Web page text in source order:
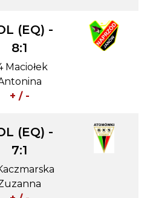
(EQ) -
8:1
Maciołek
+ / -
(EQ) -
7:1